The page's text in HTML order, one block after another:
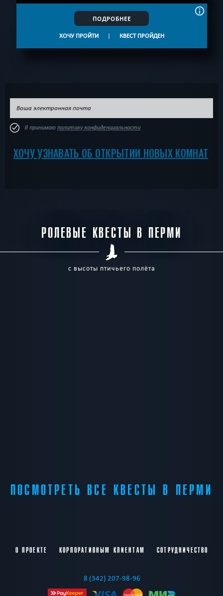
ПОДРОБНЕЕ
ХОЧУ ПРОЙТИ | КВЕСТ ПРОЙДЕН
Я принимаю политику конфиденциальности
ХОЧУ УЗНАВАТЬ ОБ ОТКРЫТИИ НОВЫХ КОМНАТ
РОЛЕВЫЕ КВЕСТЫ В ПЕРМИ
с высоты птичьего полёта
ПОСМОТРЕТЬ ВСЕ КВЕСТЫ В ПЕРМИ
О ПРОЕКТЕ КОРПОРАТИВНЫМ КЛИЕНТАМ СОТРУДНИЧЕСТВО
8 (342) 207-98-96